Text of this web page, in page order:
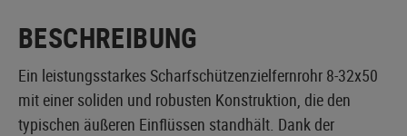
BESCHREIBUNG
Ein leistungsstarkes Scharfschützenzielfernrohr 8-32x50
mit einer soliden und robusten Konstruktion, die den
typischen äußeren Einflüssen standhält. Dank der